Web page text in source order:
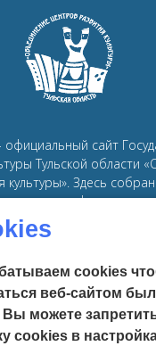
сайт
Тульской области
культуры». Здесь
афишах,
главных новостях
развития
cookies
веб-сайтом
Вы можете
сookies в